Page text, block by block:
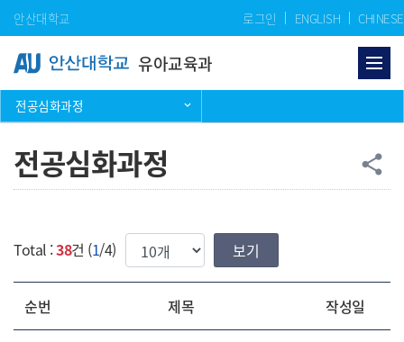
Skip Menu
안산대학교 로그인 ENGLISH CHINESE
유아교육과
전공심화과정
전공심화과정 공
share
Total :38건 (1/4) 한번에 보여질 게시물 갯수
순번 제목 작성일